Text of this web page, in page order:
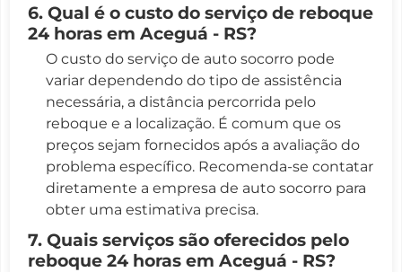
6. Qual é o custo do serviço de reboque
24 horas em Aceguá - RS?
O custo do serviço de auto socorro pode
variar dependendo do tipo de assistência
necessária, a distância percorrida pelo
reboque e a localização. É comum que os
preços sejam fornecidos após a avaliação do
problema específico. Recomenda-se contatar
diretamente a empresa de auto socorro para
obter uma estimativa precisa.
7. Quais serviços são oferecidos pelo
reboque 24 horas em Aceguá - RS?